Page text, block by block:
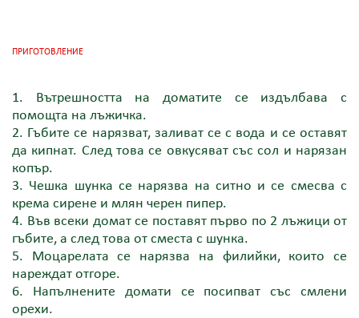
ПРИГОТОВЛЕНИЕ
1. Вътрешността на доматите се издълбава с
помощта на лъжичка.
2. Гъбите се нарязват, заливат се с вода и се оставят
да кипнат. След това се овкусяват със сол и нарязан
копър.
3. Чешка шунка се нарязва на ситно и се смесва с
крема сирене и млян черен пипер.
4. Във всеки домат се поставят първо по 2 лъжици от
гъбите, а след това от сместа с шунка.
5. Моцарелата се нарязва на филийки, които се
нареждат отгоре.
6. Напълнените домати се посипват със смлени
орехи.